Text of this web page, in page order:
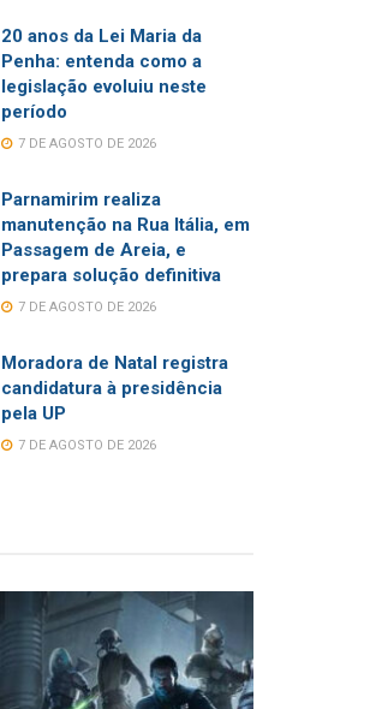
20 anos da Lei Maria da
Penha: entenda como a
legislação evoluiu neste
período
7 DE AGOSTO DE 2026
Parnamirim realiza
manutenção na Rua Itália, em
Passagem de Areia, e
prepara solução definitiva
7 DE AGOSTO DE 2026
Moradora de Natal registra
candidatura à presidência
pela UP
7 DE AGOSTO DE 2026